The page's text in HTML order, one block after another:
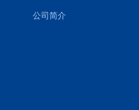
公司简介